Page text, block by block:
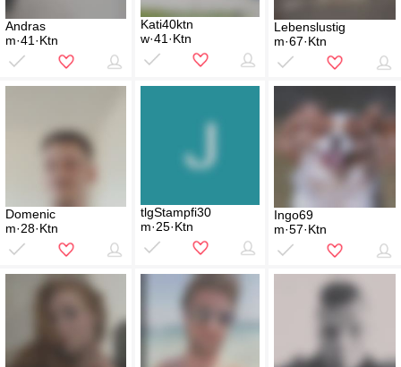
Andras
m·41·Ktn
Kati40ktn
w·41·Ktn
Lebenslustig
m·67·Ktn
Domenic
m·28·Ktn
tlgStampfi30
m·25·Ktn
Ingo69
m·57·Ktn